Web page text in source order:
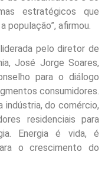
estratégicos que
população”, afirmou.
pelo diretor de
José Jorge Soares,
para o diálogo
consumidores.
indústria, do comércio,
residenciais para
Energia é vida, é
o crescimento do